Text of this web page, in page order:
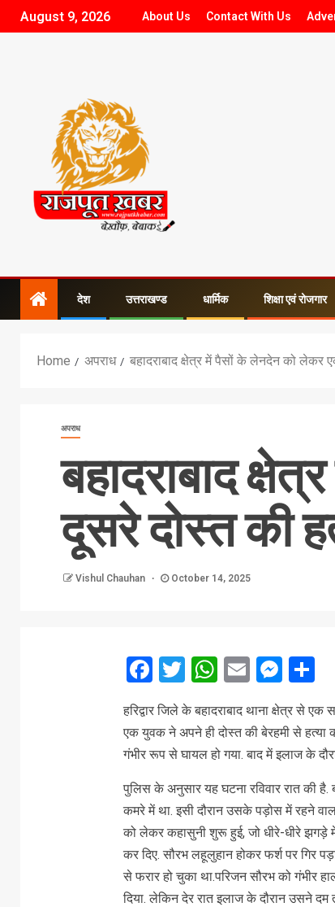
August 9, 2026 About Us Contact With Us
देश उत्तराखण्ड धार्मिक शिक्षा एवं रोजगार
Home अपराध बहादराबाद क्षेत्र में पैसों के लेनदेन को लेकर
अपराध
बहादराबाद
दूसरे दोस्त की
Vishul Chauhan October 14, 2025
Facebook
Twitter
WhatsApp
Email
हरिद्वार जिले के बहादराबाद थाना क्षेत्र से
एक युवक ने अपने ही दोस्त की बेरहमी से
गंभीर रूप से घायल हो गया. बाद में इलाज के
पुलिस के अनुसार यह घटना रविवार रात की है.
कमरे में था. इसी दौरान उसके पड़ोस में रहने
को लेकर कहासुनी शुरू हुई, जो धीरे-धीरे झगड़े
कर दिए. सौरभ लहूलुहान होकर फर्श पर गिर
से फरार हो चुका था.परिजन सौरभ को गंभीर
दिया. लेकिन देर रात इलाज के दौरान उसने दम